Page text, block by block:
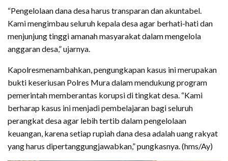
“Pengelolaan dana desa harus transparan dan akuntabel.
Kami mengimbau seluruh kepala desa agar berhati-hati dan
menjunjung tinggi amanah masyarakat dalam mengelola
anggaran desa,” ujarnya.
Kapolresmenambahkan, pengungkapan kasus ini merupakan
bukti keseriusan Polres Mura dalam mendukung program
pemerintah memberantas korupsi di tingkat desa. “Kami
berharap kasus ini menjadi pembelajaran bagi seluruh
perangkat desa agar lebih tertib dalam pengelolaan
keuangan, karena setiap rupiah dana desa adalah uang rakyat
yang harus dipertanggungjawabkan,” pungkasnya. (hms/Ay)